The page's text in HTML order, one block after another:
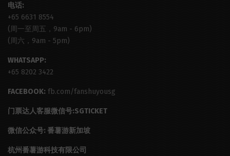
电话:
+65 6631 8554
(周一至周五，9am - 6pm)
(周六，9am - 5pm)
WHATSAPP:
+65 8202 3422
FACEBOOK: fb.com/fanshuyousg
门票达人客服微信号:SGTICKET
微信公众号: 番薯游新加坡
杭州番薯游科技有限公司